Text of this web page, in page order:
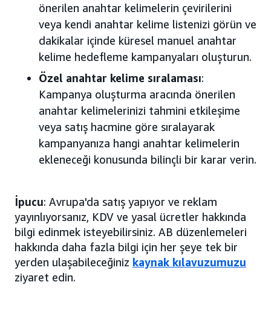
önerilen anahtar kelimelerin çevirilerini
veya kendi anahtar kelime listenizi görün ve
dakikalar içinde küresel manuel anahtar
kelime hedefleme kampanyaları oluşturun.
Özel anahtar kelime sıralaması:
Kampanya oluşturma aracında önerilen
anahtar kelimelerinizi tahmini etkileşime
veya satış hacmine göre sıralayarak
kampanyanıza hangi anahtar kelimelerin
ekleneceği konusunda bilinçli bir karar verin.
İpucu: Avrupa'da satış yapıyor ve reklam
yayınlıyorsanız, KDV ve yasal ücretler hakkında
bilgi edinmek isteyebilirsiniz. AB düzenlemeleri
hakkında daha fazla bilgi için her şeye tek bir
yerden ulaşabileceğiniz kaynak kılavuzumuzu
ziyaret edin.